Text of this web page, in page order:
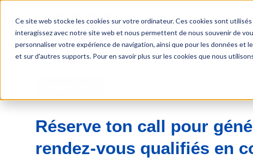
Ce site web stocke les cookies sur votre ordinateur. Ces cookies sont
interagissez avec notre site web et nous permettent de nous souvenir de
personnaliser votre expérience de navigation, ainsi que pour les données et
et sur d'autres supports. Pour en savoir plus sur les cookies que nous
Réserve ton call pour
rendez-vous qualifiés en